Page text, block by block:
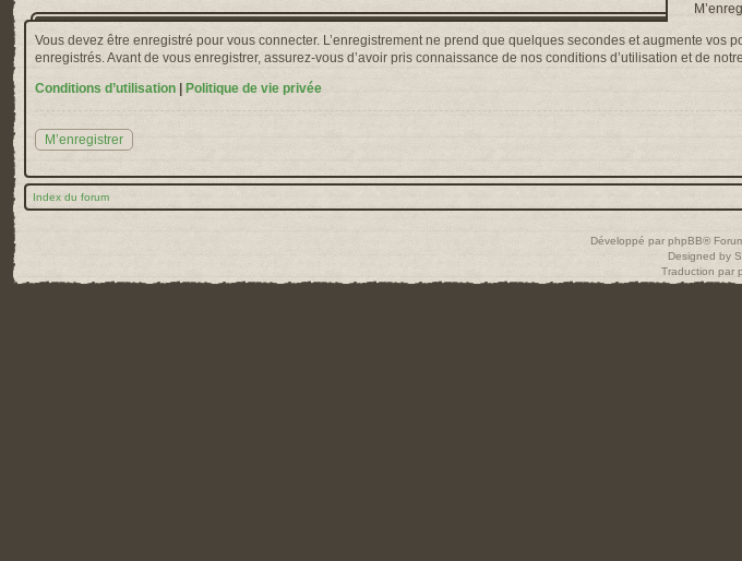
Vous devez être enregistré pour vous connecter. L’enregistrement ne prend que quelques secondes et augmente
enregistrés. Avant de vous enregistrer, assurez-vous d’avoir pris connaissance de nos conditions d’utilisation et de
Conditions d’utilisation
Politique de vie privée
M’enregistrer
Index du forum
Développé par phpBB®
Designed by
Traduction par